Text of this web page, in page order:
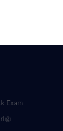
Exam